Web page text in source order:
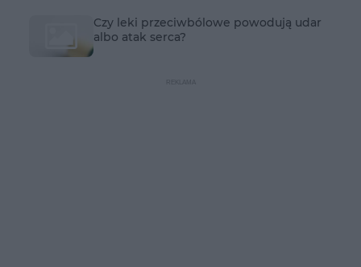
Czy leki przeciwbólowe powodują udar
albo atak serca?